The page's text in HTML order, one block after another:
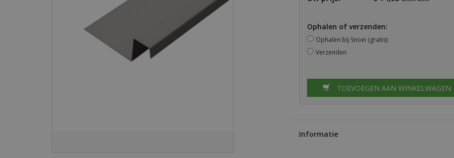
Ophalen of verzenden:
Ophalen bij Snoei (gratis)
Verzenden
TOEVOEGEN AAN WINKELWAGEN
Informatie